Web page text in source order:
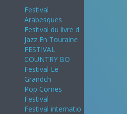
Festival
Arabesques
Festival du livre d
Jazz En Touraine
FESTIVAL
COUNTRY BO
Festival Le
Grandch
Pop Cornes
Festival
Festival internatio